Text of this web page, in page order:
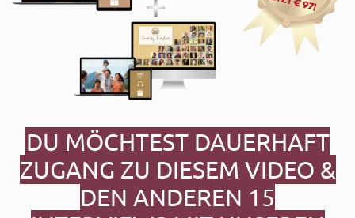
DU MÖCHTEST DAUERHAFT
ZUGANG ZU DIESEM VIDEO &
DEN ANDEREN 15